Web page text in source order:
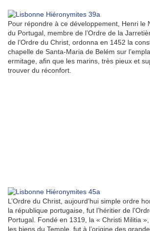
Pour répondre à ce développement, Henri le
du Portugal, membre de l’Ordre de la
de l’Ordre du Christ, ordonna en 1452 la
chapelle de Santa-Maria de Belém sur
ermitage, afin que les marins, très pieux et
trouver du réconfort.
L’Ordre du Christ, aujourd’hui simple ordre
la république portugaise, fut l’héritier de
Portugal. Fondé en 1319, la « Christi Militia
les biens du Temple, fut à l’origine des